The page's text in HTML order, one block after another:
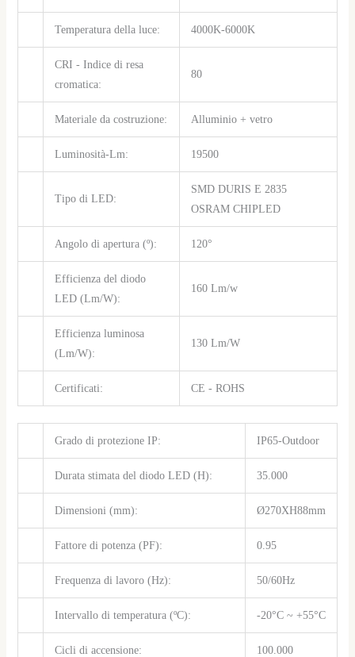
Temperatura della luce: 4000K-6000K
CRI - Indice di resa
cromatica:
80
Materiale da costruzione: Alluminio + vetro
Luminosità-Lm: 19500
Tipo di LED:
SMD DURIS E 2835
OSRAM CHIPLED
Angolo di apertura (º): 120°
Efficienza del diodo
LED (Lm/W):
160 Lm/w
Efficienza luminosa
(Lm/W):
130 Lm/W
Certificati: CE - ROHS
Grado di protezione IP: IP65-Outdoor
Durata stimata del diodo LED (H): 35.000
Dimensioni (mm): Ø270XH88mm
Fattore di potenza (PF): 0.95
Frequenza di lavoro (Hz): 50/60Hz
Intervallo di temperatura (ºC): -20°C ~ +55°C
Cicli di accensione: 100.000